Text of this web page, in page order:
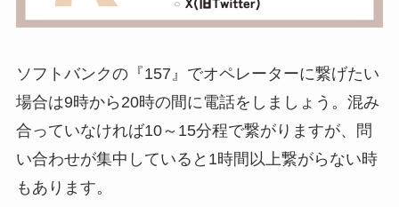
ソフトバンクの『157』でオペレーターに繋げたい
場合は9時から20時の間に電話をしましょう。混み
合っていなければ10～15分程で繋がりますが、問
い合わせが集中していると1時間以上繋がらない時
もあります。